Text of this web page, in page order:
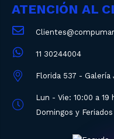
ATENCIÓN AL
11 30244004
Florida 537 -
Lun - Vie: 10:00 a 19
Domingos y